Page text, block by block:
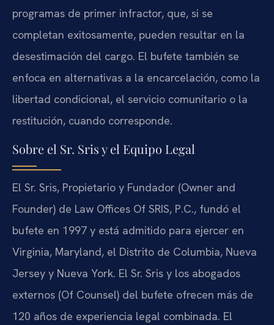
programas de primer infractor, que, si se
completan exitosamente, pueden resultar en la
desestimación del cargo. El bufete también se
enfoca en alternativas a la encarcelación, como la
libertad condicional, el servicio comunitario o la
restitución, cuando corresponde.
Sobre el Sr. Sris y el Equipo Legal
El Sr. Sris, Propietario y Fundador (Owner and
Founder) de Law Offices Of SRIS, P.C., fundó el
bufete en 1997 y está admitido para ejercer en
Virginia, Maryland, el Distrito de Columbia, Nueva
Jersey y Nueva York. El Sr. Sris y los abogados
externos (Of Counsel) del bufete ofrecen más de
120 años de experiencia legal combinada. El